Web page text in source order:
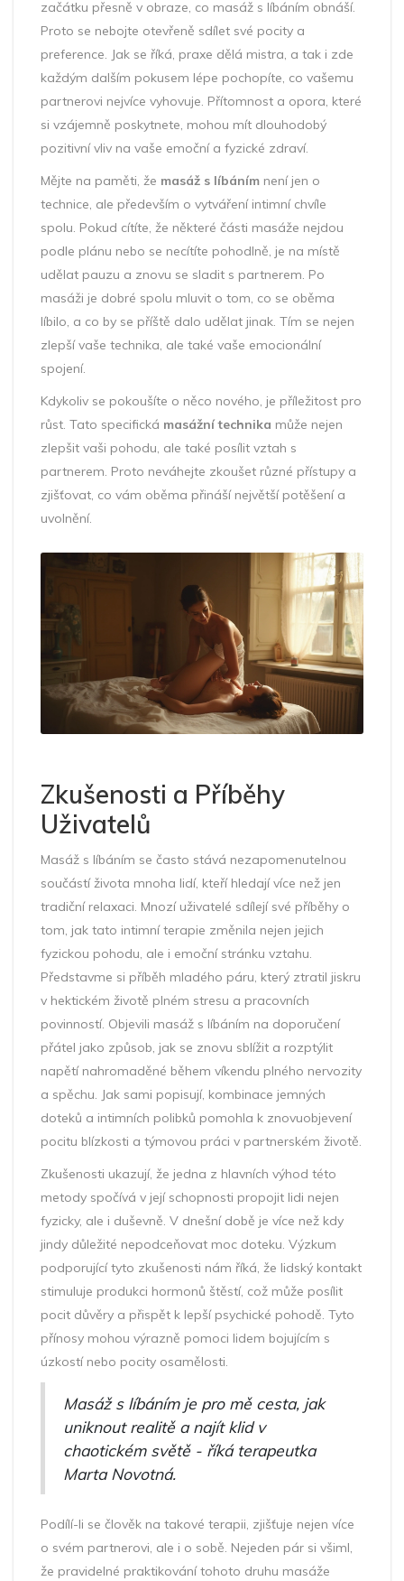
začátku přesně v obraze, co masáž s líbáním obnáší.
Proto se nebojte otevřeně sdílet své pocity a
preference. Jak se říká, praxe dělá mistra, a tak i zde
každým dalším pokusem lépe pochopíte, co vašemu
partnerovi nejvíce vyhovuje. Přítomnost a opora, které
si vzájemně poskytnete, mohou mít dlouhodobý
pozitivní vliv na vaše emoční a fyzické zdraví.
Mějte na paměti, že masáž s líbáním není jen o
technice, ale především o vytváření intimní chvíle
spolu. Pokud cítíte, že některé části masáže nejdou
podle plánu nebo se necítíte pohodlně, je na místě
udělat pauzu a znovu se sladit s partnerem. Po
masáži je dobré spolu mluvit o tom, co se oběma
líbilo, a co by se příště dalo udělat jinak. Tím se nejen
zlepší vaše technika, ale také vaše emocionální
spojení.
Kdykoliv se pokoušíte o něco nového, je příležitost pro
růst. Tato specifická masážní technika může nejen
zlepšit vaši pohodu, ale také posílit vztah s
partnerem. Proto neváhejte zkoušet různé přístupy a
zjišťovat, co vám oběma přináší největší potěšení a
uvolnění.
Zkušenosti a Příběhy
Uživatelů
Masáž s líbáním se často stává nezapomenutelnou
součástí života mnoha lidí, kteří hledají více než jen
tradiční relaxaci. Mnozí uživatelé sdílejí své příběhy o
tom, jak tato intimní terapie změnila nejen jejich
fyzickou pohodu, ale i emoční stránku vztahu.
Představme si příběh mladého páru, který ztratil jiskru
v hektickém životě plném stresu a pracovních
povinností. Objevili masáž s líbáním na doporučení
přátel jako způsob, jak se znovu sblížit a rozptýlit
napětí nahromaděné během víkendu plného nervozity
a spěchu. Jak sami popisují, kombinace jemných
doteků a intimních polibků pomohla k znovuobjevení
pocitu blízkosti a týmovou práci v partnerském životě.
Zkušenosti ukazují, že jedna z hlavních výhod této
metody spočívá v její schopnosti propojit lidi nejen
fyzicky, ale i duševně. V dnešní době je více než kdy
jindy důležité nepodceňovat moc doteku. Výzkum
podporující tyto zkušenosti nám říká, že lidský kontakt
stimuluje produkci hormonů štěstí, což může posílit
pocit důvěry a přispět k lepší psychické pohodě. Tyto
přínosy mohou výrazně pomoci lidem bojujícím s
úzkostí nebo pocity osamělosti.
Masáž s líbáním je pro mě cesta, jak
uniknout realitě a najít klid v
chaotickém světě - říká terapeutka
Marta Novotná.
Podílí-li se člověk na takové terapii, zjišťuje nejen více
o svém partnerovi, ale i o sobě. Nejeden pár si všiml,
že pravidelné praktikování tohoto druhu masáže